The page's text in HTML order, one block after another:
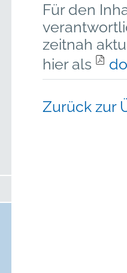
Für den
zeitnah
hier als
Zurück zur